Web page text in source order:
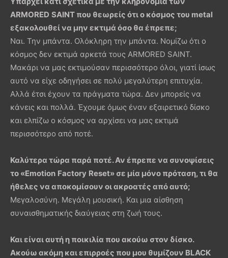
ARMORED SAINT που θεωρείς ότι ο κόσμος του metal
εξακολουθεί να μην εκτιμά όσο θα έπρεπε;
Ναι. Την μπάντα. Ολόκληρη την μπάντα. Νομίζω ότι ο
κόσμος δεν εκτιμά αρκετά τους ARMORED SAINT.
Μακάρι να μας εκτιμούσαν περισσότερο όλοι, γιατί ίσως
αυτό να είχε οδηγήσει σε πολύ μεγαλύτερη επιτυχία.
Αλλά έτσι έχουν τα πράγματα τώρα. Δεν μπορείς να
κάνεις και πολλά. Έχουμε όμως έναν εξαιρετικό δίσκο
και ελπίζω ο κόσμος να αρχίσει να μας εκτιμά
περισσότερο από ποτέ.
Καλύτερα τώρα παρά ποτέ. Αν έπρεπε να συνοψίσεις
το «Emotion Factory Reset» σε μία μόνο πρόταση, τι θα
ήθελες να αποκομίσουν οι ακροατές από αυτό;
Μεγαλοσύνη. Μεγάλη μουσική. Και μια αίσθηση
συναισθηματικής διαύγειας στη ζωή τους.
Και είναι αυτή η ποικιλία που ακούω στον δίσκο.
Ακούω ακόμη και επιρροές που μου θυμίζουν BLACK